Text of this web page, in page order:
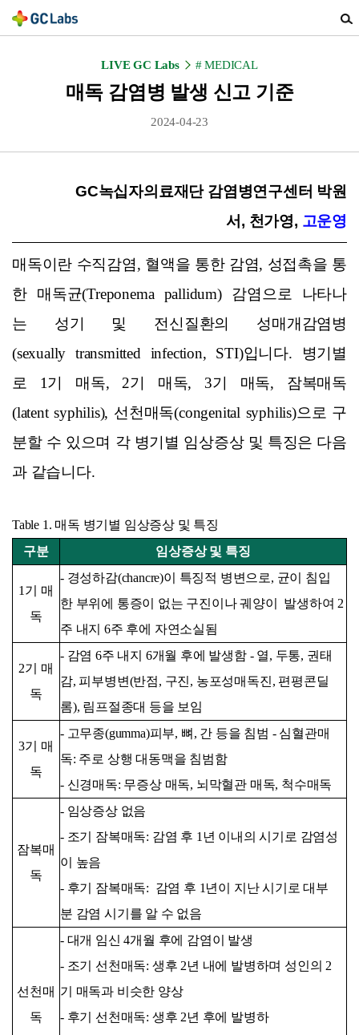
검
색
LIVE GC Labs # MEDICAL
매독 감염병 발생 신고 기준
2024-04-23
GC녹십자의료재단 감염병연구센터 박원
서, 천가영, 고운영
매독이란 수직감염, 혈액을 통한 감염, 성접촉을 통
한 매독균(Treponema pallidum) 감염으로 나타나
는 성기 및 전신질환의 성매개감염병
(sexually transmitted infection, STI)입니다. 병기별
로 1기 매독, 2기 매독, 3기 매독, 잠복매독
(latent syphilis), 선천매독(congenital syphilis)으로 구
분할 수 있으며 각 병기별 임상증상 및 특징은 다음
과 같습니다.
Table 1. 매독 병기별 임상증상 및 특징
구분
임상증상 및 특징
1기 매
독
- 경성하감(chancre)이 특징적 병변으로, 균이 침입
한 부위에 통증이 없는 구진이나 궤양이 발생하여 2
주 내지 6주 후에 자연소실됨
2기 매
독
- 감염 6주 내지 6개월 후에 발생함 - 열, 두통, 권태
감, 피부병변(반점, 구진, 농포성매독진, 편평콘딜
롬), 림프절종대 등을 보임
3기 매
독
- 고무종(gumma)피부, 뼈, 간 등을 침범 - 심혈관매
독: 주로 상행 대동맥을 침범함
- 신경매독: 무증상 매독, 뇌막혈관 매독, 척수매독
잠복매
독
- 임상증상 없음
- 조기 잠복매독: 감염 후 1년 이내의 시기로 감염성
이 높음
- 후기 잠복매독: 감염 후 1년이 지난 시기로 대부
분 감염 시기를 알 수 없음
선천매
독
- 대개 임신 4개월 후에 감염이 발생
- 조기 선천매독: 생후 2년 내에 발병하며 성인의 2
기 매독과 비슷한 양상
- 후기 선천매독: 생후 2년 후에 발병하